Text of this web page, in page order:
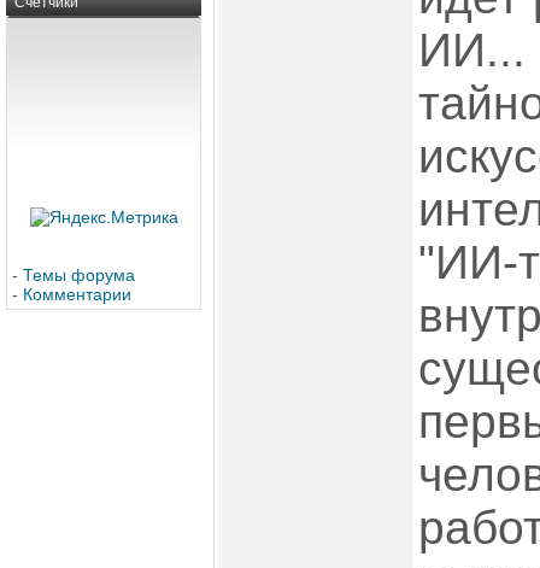
- Темы форума
- Комментарии
ИИ...
"ИИ-